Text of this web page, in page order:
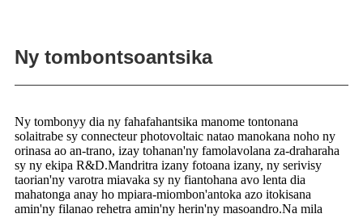
Ny tombontsoantsika
Ny tombonyy dia ny fahafahantsika manome tontonana
solaitrabe sy connecteur photovoltaic natao manokana noho ny
orinasa ao an-trano, izay tohanan'ny famolavolana za-draharaha
sy ny ekipa R&D.Mandritra izany fotoana izany, ny serivisy
taorian'ny varotra miavaka sy ny fiantohana avo lenta dia
mahatonga anay ho mpiara-miombon'antoka azo itokisana
amin'ny filanao rehetra amin'ny herin'ny masoandro.Na mila